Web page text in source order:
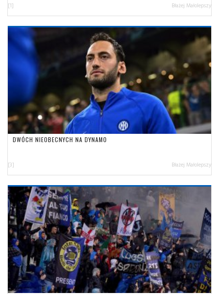
[1] Błażej Małolepszy
DWÓCH NIEOBECNYCH NA DYNAMO
[3] Błażej Małolepszy